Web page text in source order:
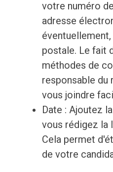
votre numéro
adresse
postale. Le fait
méthodes de
responsable du
vous joindre
Date : Ajoutez
vous rédigez la
Cela permet
de votre